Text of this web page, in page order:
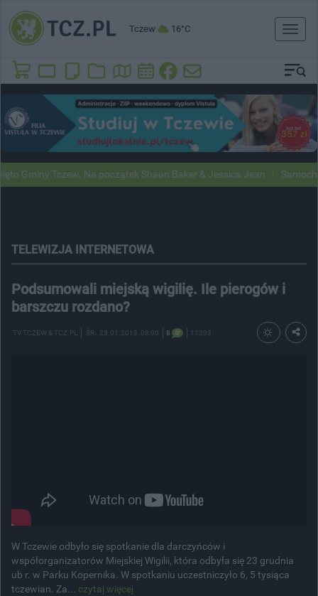
Tczew 16°C
Toggle
Tczew. Na początek Shaun Baker & Jessica Jean Samochody
TELEWIZJA INTERNETOWA
Podsumowali miejską wigilię. Ile pierogów i
barszczu rozdano?
TV TCZEW & TCZ.PL ŚR. , 23.01.2013, 08:00 8 11203
W Tczewie odbyło się spotkanie dla darczyńców i
współorganizatorów Miejskiej Wigilii, która odbyła się 23 grudnia
ub r. w Parku Kopernika. W spotkaniu uczestniczyło 6, 5 tysiąca
tczewian. Za... czytaj więcej